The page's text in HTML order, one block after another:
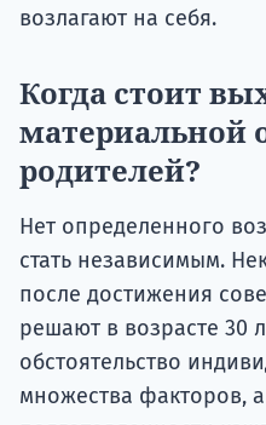
возлагают на себя.
Когда стоит
материальной
родителей?
Нет определенного
стать независимым.
после достижения
решают в возрасте 30
обстоятельство
множества факторов,